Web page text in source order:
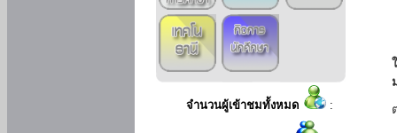
จำนวนผู้เข้าชมทั้งหมด :